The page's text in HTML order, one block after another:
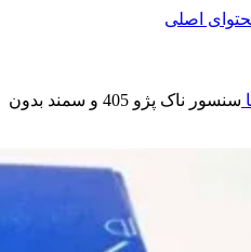
اصلی
سنسور ناک پژو 405 و سمند بدون